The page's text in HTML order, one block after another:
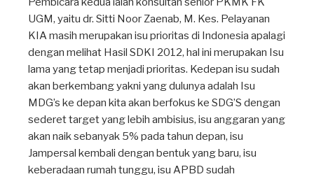
UGM, yaitu dr. Sitti Noor Zaenab, M. Kes. Pelayanan
KIA masih merupakan isu prioritas di Indonesia apalagi
dengan melihat Hasil SDKI 2012, hal ini merupakan Isu
lama yang tetap menjadi prioritas. Kedepan isu sudah
akan berkembang yakni yang dulunya adalah Isu
MDG’s ke depan kita akan berfokus ke SDG’S dengan
sederet target yang lebih ambisius, isu anggaran yang
akan naik sebanyak 5% pada tahun depan, isu
Jampersal kembali dengan bentuk yang baru, isu
keberadaan rumah tunggu, isu APBD sudah